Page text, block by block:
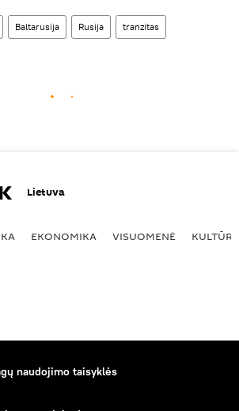
Baltarusija Rusija tranzitas
Lietuva
EKONOMIKA VISUOMENĖ KULTŪRA
naudojimo taisyklės